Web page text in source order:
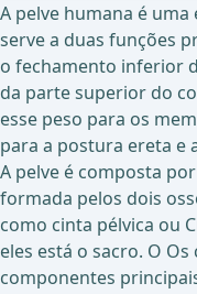
A pelve humana é
serve a duas funções
o fechamento inferior
da parte superior do
esse peso para os
para a postura ereta e
A pelve é composta
formada pelos dois
como cinta pélvica ou
eles está o sacro. O
componentes